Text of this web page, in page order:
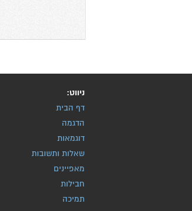
ניווט:
דף הבית
הדגמה
דוגמאות
שאלות ותשובות
מאפיינים
חבילות
תמיכה